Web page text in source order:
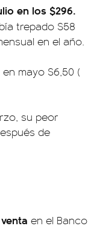
en los $296.
trepado $58
en el año.
en mayo $6,50 (
su peor
de
en el Banco